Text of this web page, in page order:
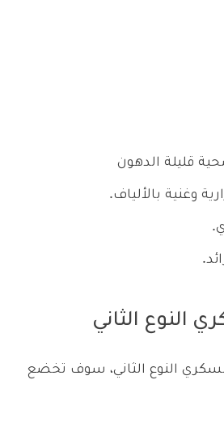
قليلة الدهون
وغنية بالألياف.
الثاني
النوع الثاني، سوف تخضع